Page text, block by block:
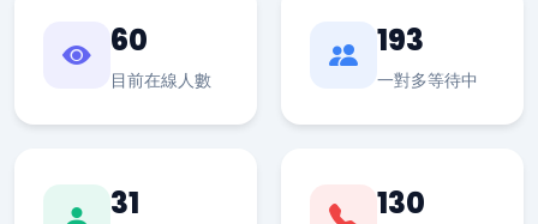
60
目前在線人數
193
一對多等待中
31 130